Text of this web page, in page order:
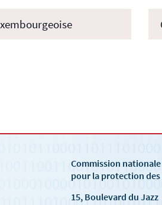
Commission nationale
pour la protection des
15, Boulevard du Jazz